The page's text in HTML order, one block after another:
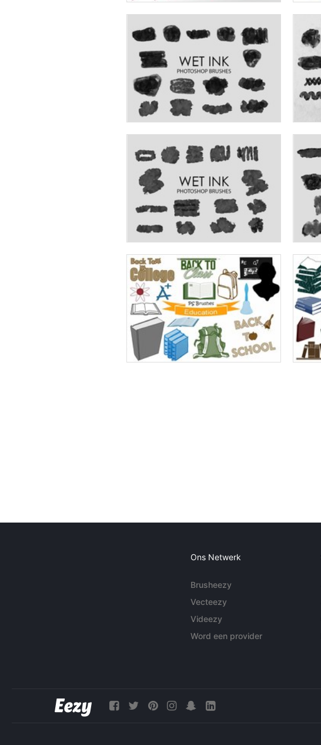
Ons Netwerk
Brusheezy
Vecteezy
Videezy
Word een provider